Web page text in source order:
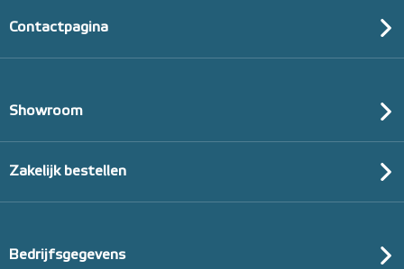
Contactpagina
Showroom
Zakelijk bestellen
Bedrijfsgegevens